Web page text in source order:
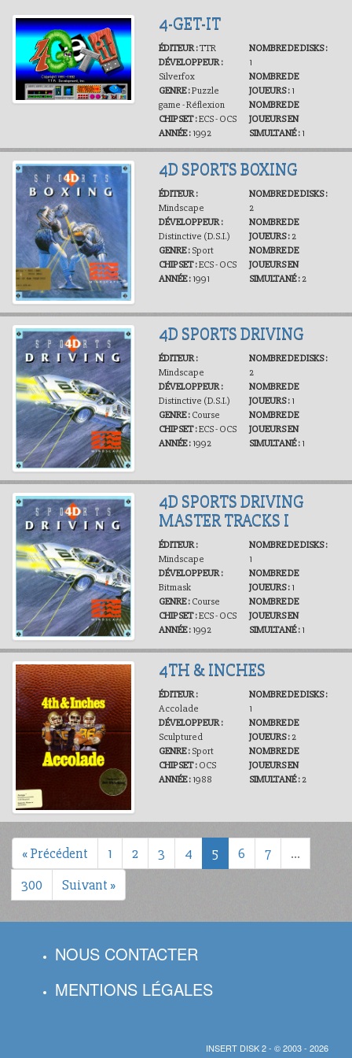
4-GET-IT
ÉDITEUR :TTR
DÉVELOPPEUR :
Silverfox
GENRE :Puzzle
game - Réflexion
CHIPSET :ECS - OCS
ANNÉE :1992
NOMBRE DE DISKS :
1
NOMBRE DE
JOUEURS :1
NOMBRE DE
JOUEURS EN
SIMULTANÉ :1
4D SPORTS BOXING
ÉDITEUR :
Mindscape
DÉVELOPPEUR :
Distinctive (D.S.I.)
GENRE :Sport
CHIPSET :ECS - OCS
ANNÉE :1991
NOMBRE DE DISKS :
2
NOMBRE DE
JOUEURS :2
NOMBRE DE
JOUEURS EN
SIMULTANÉ :2
4D SPORTS DRIVING
ÉDITEUR :
Mindscape
DÉVELOPPEUR :
Distinctive (D.S.I.)
GENRE :Course
CHIPSET :ECS - OCS
ANNÉE :1992
NOMBRE DE DISKS :
2
NOMBRE DE
JOUEURS :1
NOMBRE DE
JOUEURS EN
SIMULTANÉ :1
4D SPORTS DRIVING
MASTER TRACKS I
ÉDITEUR :
Mindscape
DÉVELOPPEUR :
Bitmask
GENRE :Course
CHIPSET :ECS - OCS
ANNÉE :1992
NOMBRE DE DISKS :
1
NOMBRE DE
JOUEURS :1
NOMBRE DE
JOUEURS EN
SIMULTANÉ :1
4TH & INCHES
ÉDITEUR :
Accolade
DÉVELOPPEUR :
Sculptured
GENRE :Sport
CHIPSET :OCS
ANNÉE :1988
NOMBRE DE DISKS :
1
NOMBRE DE
JOUEURS :2
NOMBRE DE
JOUEURS EN
SIMULTANÉ :2
« Précédent 1 2 3 4 5 6 7
…
300
Suivant »
NOUS CONTACTER
MENTIONS LÉGALES
INSERT DISK 2 - © 2003 - 2026